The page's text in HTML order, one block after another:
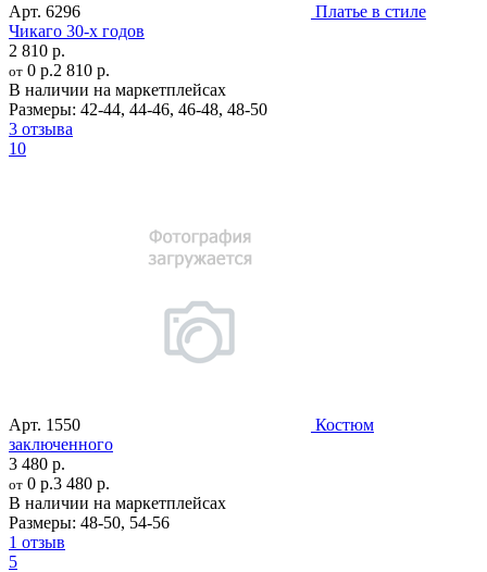
Арт. 6296
Платье в стиле
Чикаго 30-х годов
2 810 р.
от 0 р.2 810 р.
В наличии на маркетплейсах
Размеры: 42-44, 44-46, 46-48, 48-50
3 отзыва
10
Арт. 1550
Костюм
заключенного
3 480 р.
от 0 р.3 480 р.
В наличии на маркетплейсах
Размеры: 48-50, 54-56
1 отзыв
5